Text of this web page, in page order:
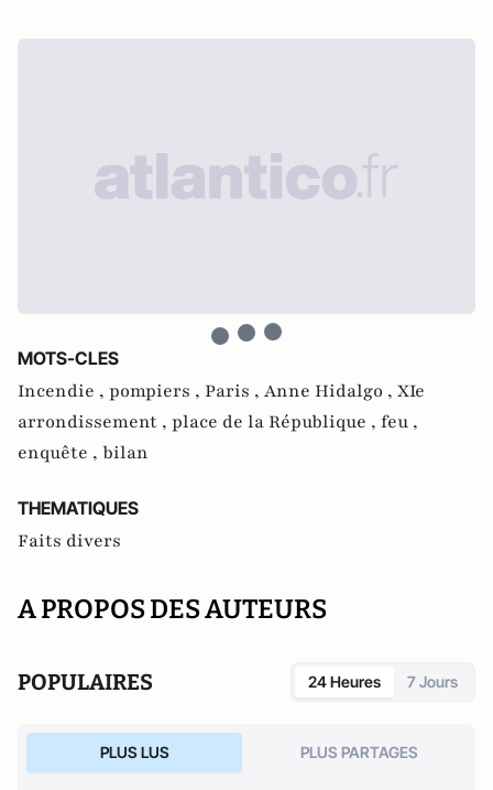
MOTS-CLES
Incendie , pompiers , Paris , Anne Hidalgo , XIe
arrondissement , place de la République , feu ,
enquête , bilan
THEMATIQUES
Faits divers
A PROPOS DES AUTEURS
POPULAIRES 24 Heures 7 Jours
PLUS LUS PLUS PARTAGES